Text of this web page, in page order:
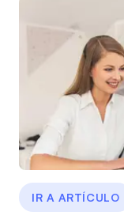
IR A ARTÍCULO